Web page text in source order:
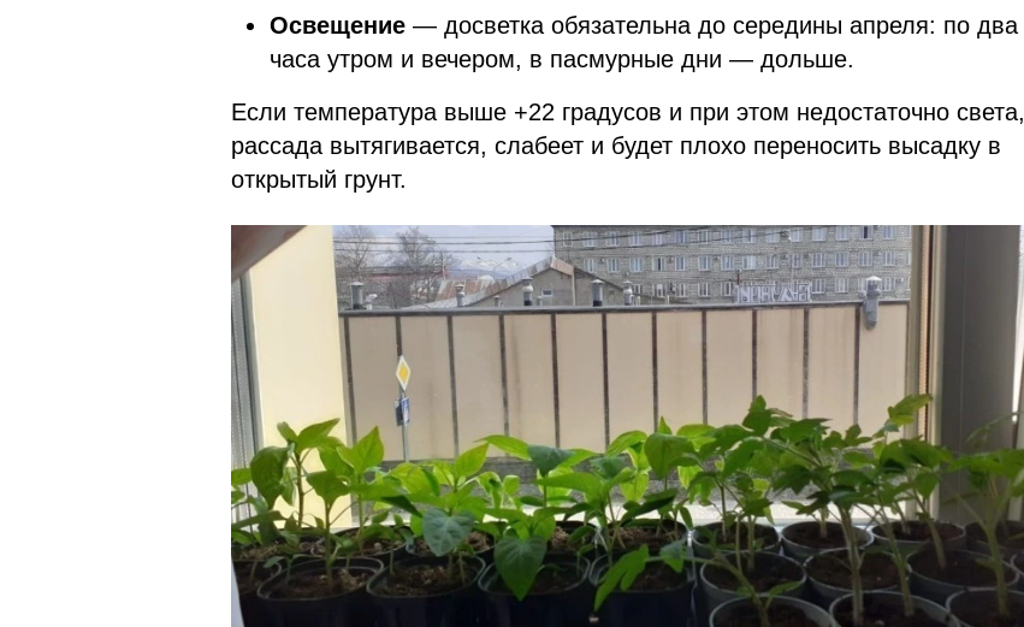
Освещение — досветка обязательна до середины апреля: по два
часа утром и вечером, в пасмурные дни — дольше.
Если температура выше +22 градусов и при этом недостаточно света,
рассада вытягивается, слабеет и будет плохо переносить высадку в
открытый грунт.